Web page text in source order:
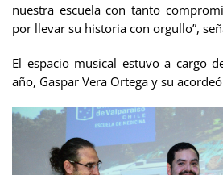
nuestra escuela con tanto
por llevar su historia con orgullo”,
El espacio musical estuvo a cargo
año, Gaspar Vera Ortega y su